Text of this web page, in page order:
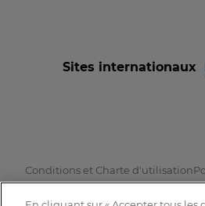
Sites internationaux
Conditions et Charte d'utilisation